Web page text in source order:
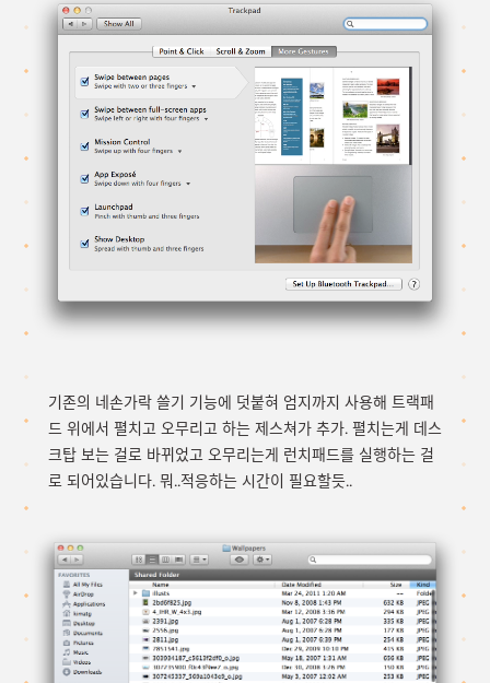
기존의 네손가락 쓸기 기능에 덧붙혀 엄지까지 사용해 트랙패
드 위에서 펼치고 오무리고 하는 제스쳐가 추가. 펼치는게 데스
크탑 보는 걸로 바뀌었고 오무리는게 런치패드를 실행하는 걸
로 되어있습니다. 뭐..적응하는 시간이 필요할듯..